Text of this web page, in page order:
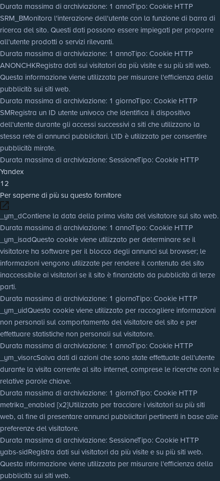
Durata massima di archiviazione: 1 annoTipo: Cookie HTTP
SRM_BMonitora l'interazione dell'utente con la funzione di barra di
ricerca del sito. Questi dati possono essere impiegati per proporre
all'utente prodotti o servizi rilevanti.
Durata massima di archiviazione: 1 annoTipo: Cookie HTTP
ANONCHKRegistra dati sui visitatori da più visite e su più siti web.
Questa informazione viene utilizzata per misurare l'efficienza della
pubblicità sui siti web.
Durata massima di archiviazione: 1 giornoTipo: Cookie HTTP
SMRegistra un ID utente univoco che identifica il dispositivo
dell'utente durante gli accessi successivi a siti che utilizzano la
stessa rete di annunci pubblicitari. L'ID è utilizzato per consentire
pubblicità mirate.
Durata massima di archiviazione: SessioneTipo: Cookie HTTP
Yandex
12
Per saperne di più su questo fornitore
_ym_dContiene la data della prima visita del visitatore sul sito web.
Durata massima di archiviazione: 1 annoTipo: Cookie HTTP
_ym_isadQuesto cookie viene utilizzato per determinare se il
visitatore ha software per il blocco degli annunci sul browser; le
informazioni vengono utilizzate per rendere il contenuto del sito
inaccessibile ai visitatori se il sito è finanziato da pubblicità di terze
parti.
Durata massima di archiviazione: 1 giornoTipo: Cookie HTTP
_ym_uidQuesto cookie viene utilizzato per raccogliere informazioni
non personali sul comportamento del visitatore del sito e per
effettuare statistiche non personali sul visitatore.
Durata massima di archiviazione: 1 annoTipo: Cookie HTTP
_ym_visorcSalva dati di azioni che sono state effettuate dell'utente
durante la visita corrente al sito internet, comprese le ricerche con le
relative parole chiave.
Durata massima di archiviazione: 1 giornoTipo: Cookie HTTP
metrika_enabled [x2]Utilizzato per tracciare i visitatori su più siti
web, al fine di presentare annunci pubblicitari pertinenti in base alle
preferenze del visitatore.
Durata massima di archiviazione: SessioneTipo: Cookie HTTP
yabs-sidRegistra dati sui visitatori da più visite e su più siti web.
Questa informazione viene utilizzata per misurare l'efficienza della
pubblicità sui siti web.